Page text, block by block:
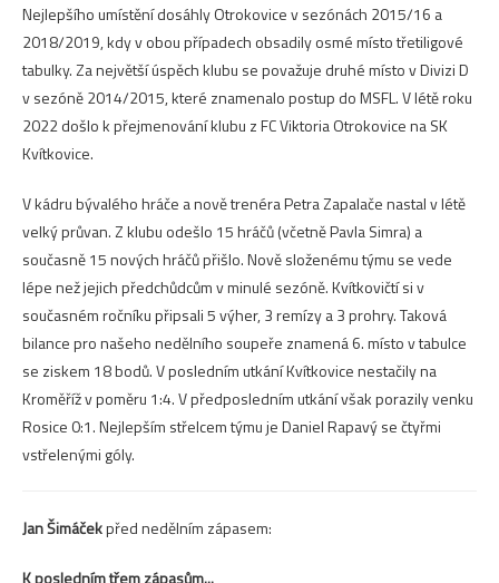
Nejlepšího umístění dosáhly Otrokovice v sezónách 2015/16 a
2018/2019, kdy v obou případech obsadily osmé místo třetiligové
tabulky. Za největší úspěch klubu se považuje druhé místo v Divizi D
v sezóně 2014/2015, které znamenalo postup do MSFL. V létě roku
2022 došlo k přejmenování klubu z FC Viktoria Otrokovice na SK
Kvítkovice.
V kádru bývalého hráče a nově trenéra Petra Zapalače nastal v létě
velký průvan. Z klubu odešlo 15 hráčů (včetně Pavla Simra) a
současně 15 nových hráčů přišlo. Nově složenému týmu se vede
lépe než jejich předchůdcům v minulé sezóně. Kvítkovičtí si v
současném ročníku připsali 5 výher, 3 remízy a 3 prohry. Taková
bilance pro našeho nedělního soupeře znamená 6. místo v tabulce
se ziskem 18 bodů. V posledním utkání Kvítkovice nestačily na
Kroměříž v poměru 1:4. V předposledním utkání však porazily venku
Rosice 0:1. Nejlepším střelcem týmu je Daniel Rapavý se čtyřmi
vstřelenými góly.
Jan Šimáčekpřed nedělním zápasem: